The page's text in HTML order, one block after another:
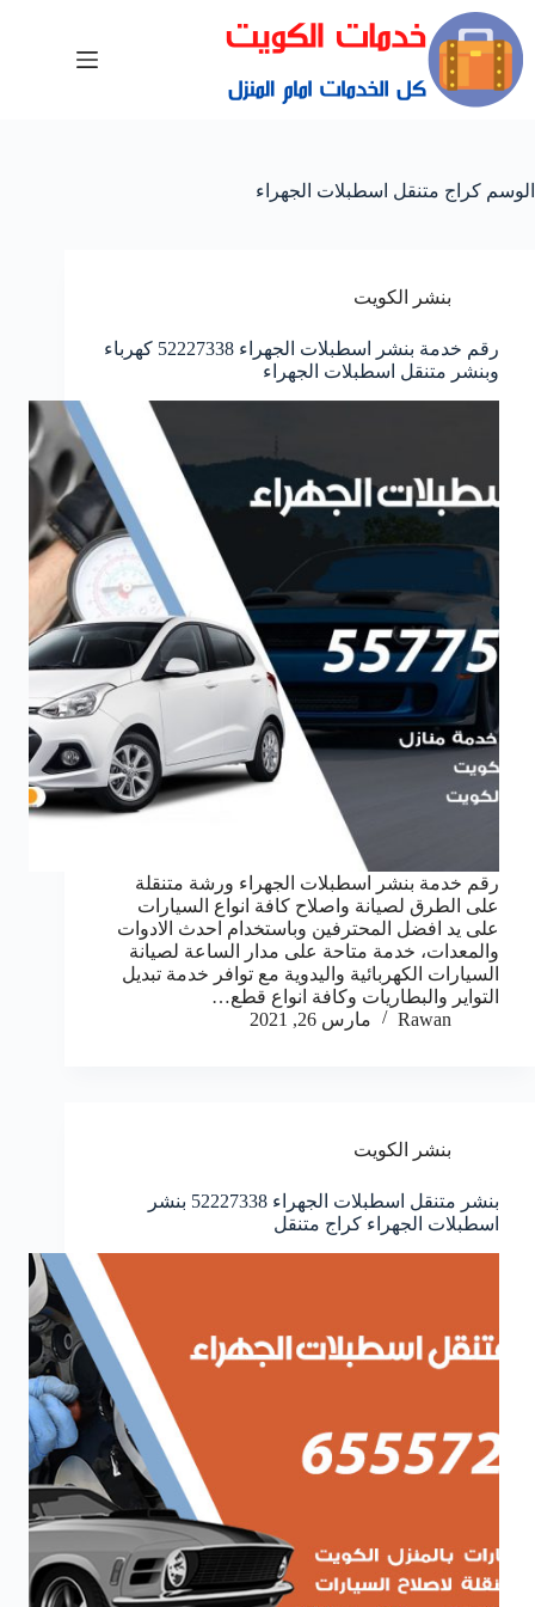
الوسم كراج متنقل اسطبلات الجهراء
بنشر الكويت
رقم خدمة بنشر اسطبلات الجهراء 52227338 كهرباء
وبنشر متنقل اسطبلات الجهراء
رقم خدمة بنشر اسطبلات الجهراء ورشة متنقلة
على الطرق لصيانة واصلاح كافة انواع السيارات
على يد افضل المحترفين وباستخدام احدث الادوات
والمعدات، خدمة متاحة على مدار الساعة لصيانة
السيارات الكهربائية واليدوية مع توافر خدمة تبديل
التواير والبطاريات وكافة انواع قطع…
Rawan
مارس 26, 2021
بنشر الكويت
بنشر متنقل اسطبلات الجهراء 52227338 بنشر
اسطبلات الجهراء كراج متنقل